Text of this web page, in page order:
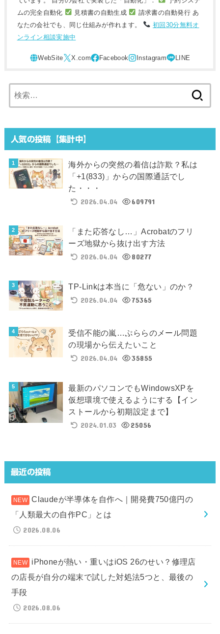
ムの完全自動化
見積書の自動生成
請求書の自動発行 あ
なたの会社でも、同じ仕組みが作れます。
初回30分無料オ
ンライン相談実施中
索:
人気の投稿【集計中】
海外からの突然の着信は詐欺？私は
「+1(833)」からの国際通話でし
た・・・
2026.04.04
609791
「また応答なし…」Acrobatのフリ
ーズ地獄から抜け出す方法
2026.04.04
80277
TP-Linkは本当に「危ない」のか？
2026.04.04
75365
受信不能の嵐…ぷららのメール問題
の現場から伝えたいこと
2026.04.04
35855
最新のパソコンでもWindowsXPを
仮想環境で使えるようにする【イン
ストールから初期設定まで】
2024.01.03
25056
最近の投稿
Claudeが半導体を自作へ｜開発費750億円の
「人類最大の自作PC」とは
2026.08.06
iPhoneが熱い・重いはiOS 26のせい？修理店
の店長が自分の端末で試した対処法5つと、最後の
手段
2026.08.06